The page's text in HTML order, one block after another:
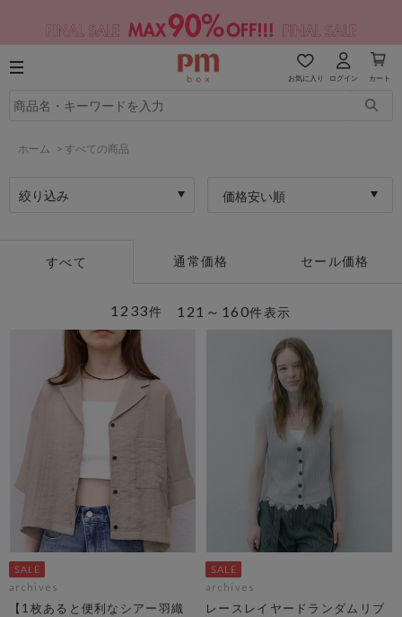
お気に入り ログイン カート
ホーム > すべての商品
絞り込み 価格安い順
すべて 通常価格 セール価格
121～160件表示
1233件
archives
【1枚あると便利なシアー羽織
archives
レースレイヤードランダムリブ